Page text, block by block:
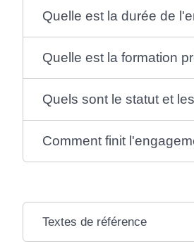
Quelle est la durée de
Quelle est la formation
Quels sont le statut et
Comment finit
Textes de référence